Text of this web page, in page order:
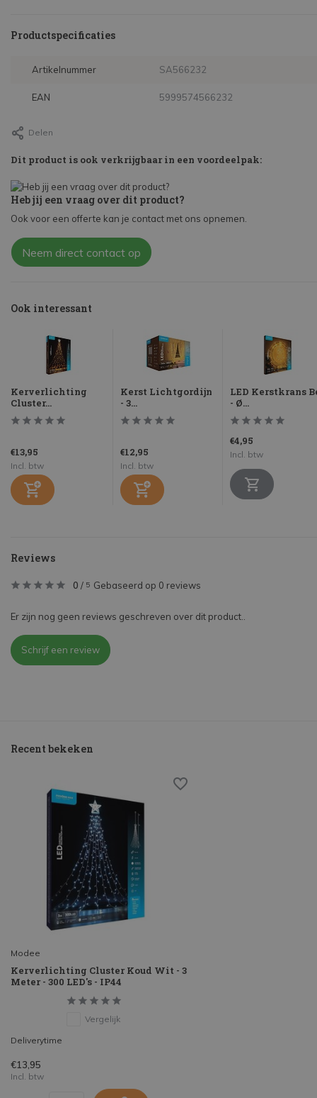
Productspecificaties
Artikelnummer SA566232
EAN 5999574566232
Delen
Dit product is ook verkrijgbaar in een voordeelpak:
Heb jij een vraag over dit product?
Ook voor een offerte kan je contact met ons opnemen.
Neem direct contact op
Ook interessant
Kerverlichting
Cluster...
€13,95
Incl. btw
Kerst Lichtgordijn
- 3...
€12,95
Incl. btw
LED Kerstkrans
- Ø...
€4,95
Incl. btw
Reviews
0 / 5 Gebaseerd op 0 reviews
Er zijn nog geen reviews geschreven over dit product..
Schrijf een review
Recent bekeken
Modee
Kerverlichting Cluster Koud Wit - 3
Meter - 300 LED's - IP44
Vergelijk
Deliverytime
€13,95
Incl. btw